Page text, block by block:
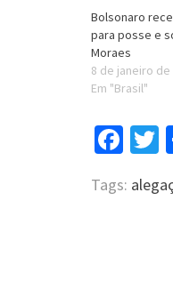
Bolsonaro
para posse e
Moraes
8 de janeiro de
Em "Brasil"
Tags: